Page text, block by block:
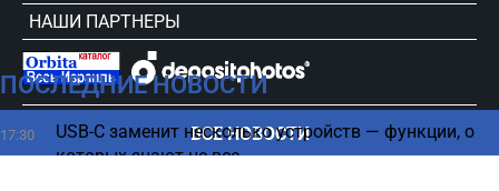
ПОСЛЕДНИЕ НОВОСТИ
17:30
USB-C заменит несколько устройств — функции, о
которых знают не все
ВСЕ НОВОСТИ
НАШИ ПАРТНЕРЫ
сursorinfo.co.il © Все права защищены